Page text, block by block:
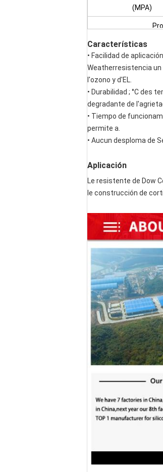
(MPA)
Características
• Facilidad de
Weatherresistencia un
l'ozono y d'EL.
• Durabilidad ; °C des
degradante de
• Tiempo de
permite a.
• Aucun desploma de
Aplicación
Le resistente de Dow
le construcción de